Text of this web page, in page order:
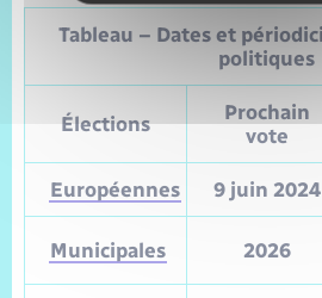
Tableau – Dates et
politiques
Élections
Prochain
vote
Européennes 9 juin 2024
Municipales 2026